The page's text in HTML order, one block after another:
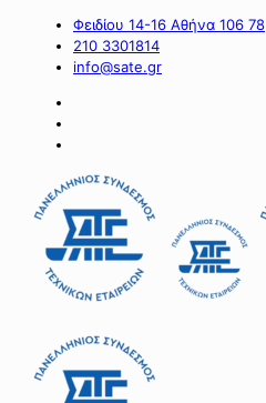
Φειδίου 14-16 Αθήνα 106 78
210 3301814
info@sate.gr